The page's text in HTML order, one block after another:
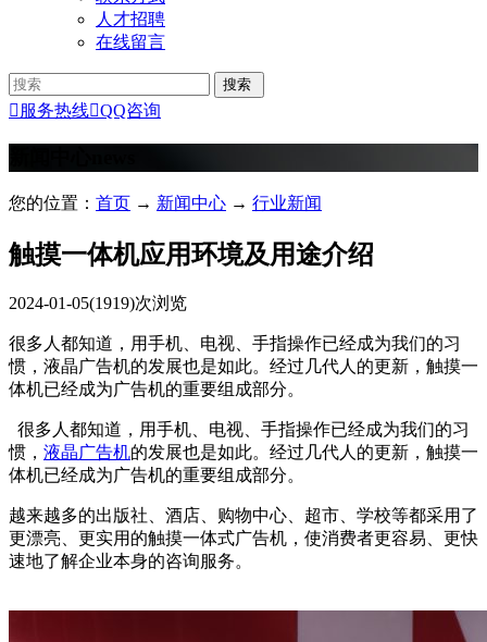
人才招聘
在线留言
 服务热线QQ咨询
您的位置： 首页 → 新闻中心 → 行业新闻
触摸一体机应用环境及用途介绍
2024-01-05(1919)次浏览
很多人都知道，用手机、电视、手指操作已经成为我们的习
惯，液晶广告机的发展也是如此。经过几代人的更新，触摸一
体机已经成为广告机的重要组成部分。
很多人都知道，用手机、电视、手指操作已经成为我们的习
惯， 液晶广告机的发展也是如此。经过几代人的更新，触摸一
体机已经成为广告机的重要组成部分。
越来越多的出版社、酒店、购物中心、超市、学校等都采用了
更漂亮、更实用的触摸一体式广告机，使消费者更容易、更快
速地了解企业本身的咨询服务。